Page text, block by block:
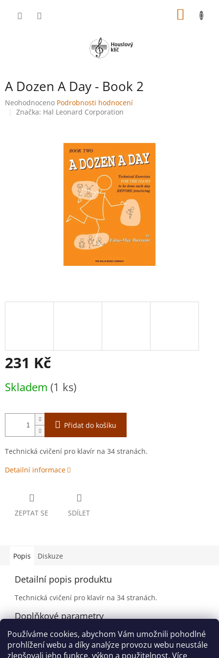
Používáme cookies, abychom Vám umožnili pohodlné
prohlížení webu a díky analýze provozu webu neustále
zlepšovali jeho funkce, výkon a použitelnost. Více
A Dozen A Day - Book 2
Průměrné
hodnocení
Neohodnoceno Podrobnosti hodnocení
Značka: Hal Leonard Corporation
231 Kč
cena:
Skladem (1 ks)
Přidat do košíku
Technická cvičení pro klavír na 34 stranách.
Detailní informace
ZEPTAT SE SDÍLET
Popis Diskuze
Detailní popis produktu
Technická cvičení pro klavír na 34 stranách.
Doplňkové parametry
Kategorie: Zahraniční tituly
EAN: 9780877180258